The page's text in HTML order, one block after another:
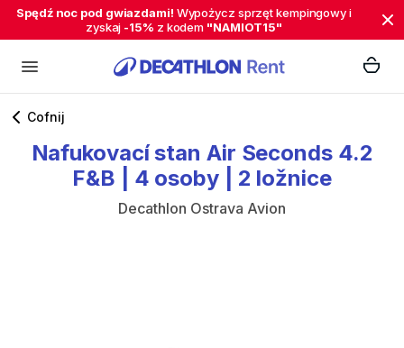
Spędź noc pod gwiazdami! Wypożycz sprzęt kempingowy i
zyskaj -15% z kodem "NAMIOT15"
Cofnij
Nafukovací stan Air Seconds 4.2
F&B
4 osoby 2 ložnice
Decathlon Ostrava Avion